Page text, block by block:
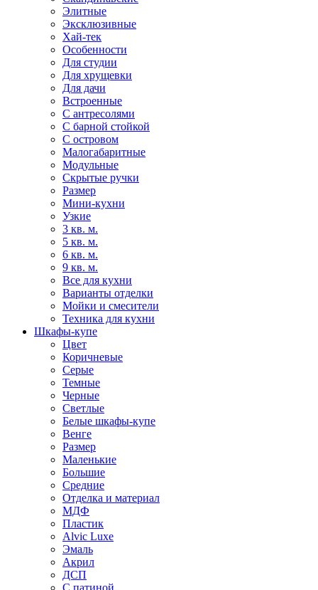
Элитные
Эксклюзивные
Хай-тек
Особенности
Для студии
Для хрущевки
Для дачи
Встроенные
С антресолями
С барной стойкой
С островом
Малогабаритные
Модульные
Скрытые ручки
Размер
Мини-кухни
Узкие
3 кв. м.
5 кв. м.
6 кв. м.
9 кв. м.
Все для кухни
Варианты отделки
Мойки и смесители
Техника для кухни
Шкафы-купе
Цвет
Коричневые
Серые
Темные
Черные
Светлые
Белые шкафы-купе
Венге
Размер
Маленькие
Большие
Средние
Отделка и материал
МДФ
Пластик
Alvic Luxe
Эмаль
Акрил
ДСП
С патиной